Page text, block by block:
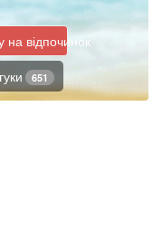
на відпочинок
651